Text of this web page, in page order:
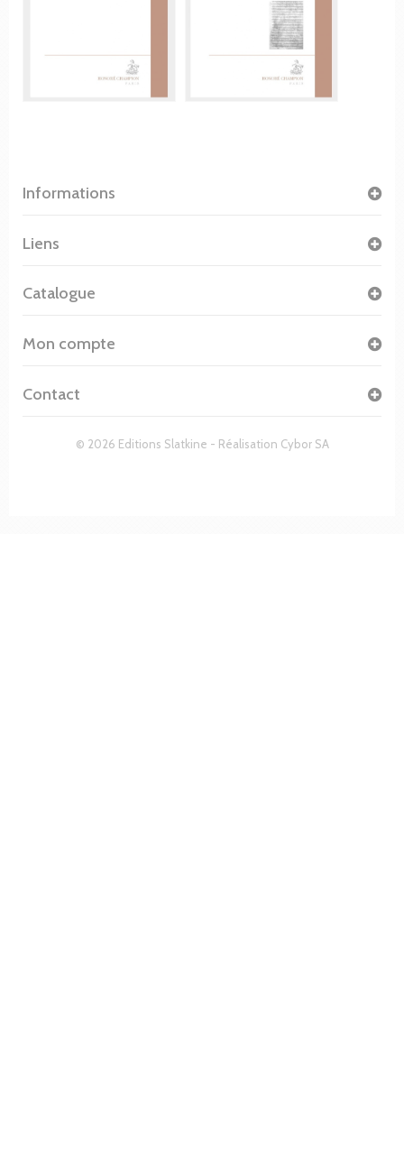
Informations
© 2026 Editions Slatkine - Réalisation Cybor SA
Liens
Catalogue
Mon compte
Contact